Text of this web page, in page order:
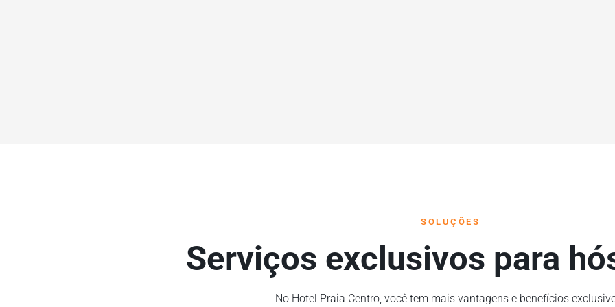
SOLUÇÕES
Serviços exclusivos para
No Hotel Praia Centro, você tem mais vantagens e benefícios